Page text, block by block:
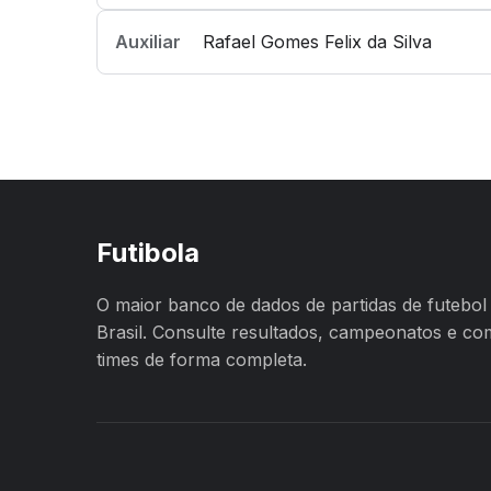
Auxiliar Rafael Gomes Felix da Silva
Futibola
O maior banco de dados de partidas de futebol
Brasil. Consulte resultados, campeonatos e
times de forma completa.